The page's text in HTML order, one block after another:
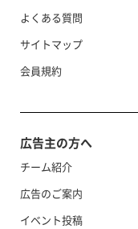
よくある質問
サイトマップ
会員規約
広告主の方へ
チーム紹介
広告のご案内
イベント投稿